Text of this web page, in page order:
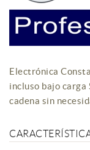
Electrónica
incluso bajo carga
cadena sin